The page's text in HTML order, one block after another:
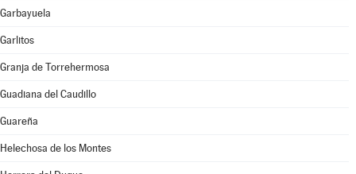
Garbayuela
Garlitos
Granja de Torrehermosa
Guadiana del Caudillo
Guareña
Helechosa de los Montes